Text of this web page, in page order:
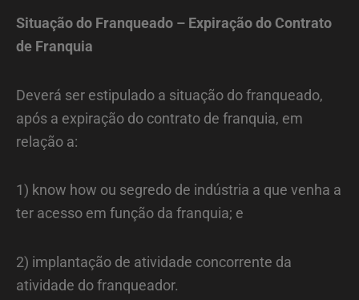
Situação do Franqueado – Expiração do Contrato
de Franquia
Deverá ser estipulado a situação do franqueado,
após a expiração do contrato de franquia, em
relação a:
1) know how ou segredo de indústria a que venha a
ter acesso em função da franquia; e
2) implantação de atividade concorrente da
atividade do franqueador.